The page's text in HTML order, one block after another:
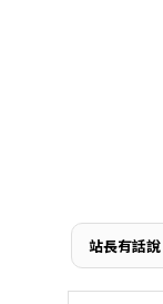
站長有話說